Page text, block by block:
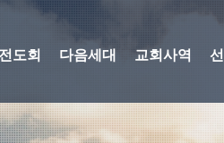
도회 다음세대 교회사역